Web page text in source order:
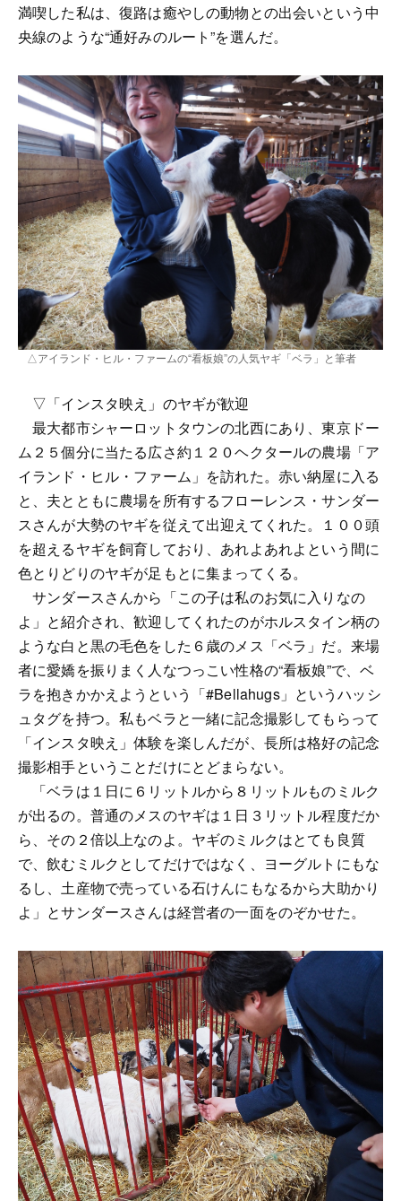
満喫した私は、復路は癒やしの動物との出会いという中
央線のような“通好みのルート”を選んだ。
△アイランド・ヒル・ファームの“看板娘”の人気ヤギ「ベラ」と筆者
▽「インスタ映え」のヤギが歓迎
最大都市シャーロットタウンの北西にあり、東京ドー
ム２５個分に当たる広さ約１２０ヘクタールの農場「ア
イランド・ヒル・ファーム」を訪れた。赤い納屋に入る
と、夫とともに農場を所有するフローレンス・サンダー
スさんが大勢のヤギを従えて出迎えてくれた。１００頭
を超えるヤギを飼育しており、あれよあれよという間に
色とりどりのヤギが足もとに集まってくる。
サンダースさんから「この子は私のお気に入りなの
よ」と紹介され、歓迎してくれたのがホルスタイン柄の
ような白と黒の毛色をした６歳のメス「ベラ」だ。来場
者に愛嬌を振りまく人なつっこい性格の“看板娘”で、ベ
ラを抱きかかえようという「#Bellahugs」というハッシ
ュタグを持つ。私もベラと一緒に記念撮影してもらって
「インスタ映え」体験を楽しんだが、長所は格好の記念
撮影相手ということだけにとどまらない。
「ベラは１日に６リットルから８リットルものミルク
が出るの。普通のメスのヤギは１日３リットル程度だか
ら、その２倍以上なのよ。ヤギのミルクはとても良質
で、飲むミルクとしてだけではなく、ヨーグルトにもな
るし、土産物で売っている石けんにもなるから大助かり
よ」とサンダースさんは経営者の一面をのぞかせた。